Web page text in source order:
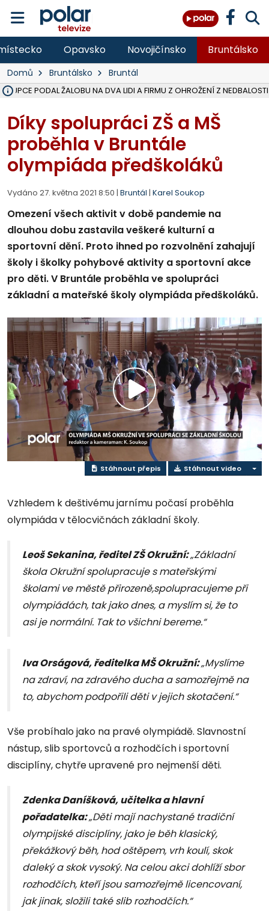
Opavsko Novojičínsko Bruntálsko
Domů Bruntálsko Bruntál
NA BÍLOVECKÝCH NOVÝCH DVORECH SE PO 84 LETECH ROZTOČILY
Díky spolupráci ZŠ a MŠ
proběhla v Bruntále
olympiáda předškoláků
Vydáno 27. května 2021 8:50 | Bruntál | Karel Soukop
Omezení všech aktivit v době pandemie na
dlouhou dobu zastavila veškeré kulturní a
sportovní dění. Proto ihned po rozvolnění zahajují
školy i školky pohybové aktivity a sportovní akce
pro děti. V Bruntále proběhla ve spolupráci
základní a mateřské školy olympiáda předškoláků.
Přehrát
video
Stáhnout přepis Stáhnout video
Vzhledem k deštivému jarnímu počasí proběhla
olympiáda v tělocvičnách základní školy.
Leoš Sekanina, ředitel ZŠ Okružní:„Základní
škola Okružní spolupracuje s mateřskými
školami ve městě přirozeně,spolupracujeme při
olympiádách, tak jako dnes, a myslím si, že to
asi je normální. Tak to všichni bereme.“
Iva Orságová, ředitelka MŠ Okružní:„Myslíme
na zdraví, na zdravého ducha a samozřejmě na
to, abychom podpořili děti v jejich skotačení.“
Vše probíhalo jako na pravé olympiádě. Slavnostní
nástup, slib sportovců a rozhodčích i sportovní
disciplíny, chytře upravené pro nejmenší děti.
Zdenka Daníšková, učitelka a hlavní
pořadatelka:„Děti mají nachystané tradiční
olympijské disciplíny, jako je běh klasický,
překážkový běh, hod oštěpem, vrh koulí, skok
daleký a skok vysoký. Na celou akci dohlíží sbor
rozhodčích, kteří jsou samozřejmě licencovaní,
jak jinak, složili také slib rozhodčích.“